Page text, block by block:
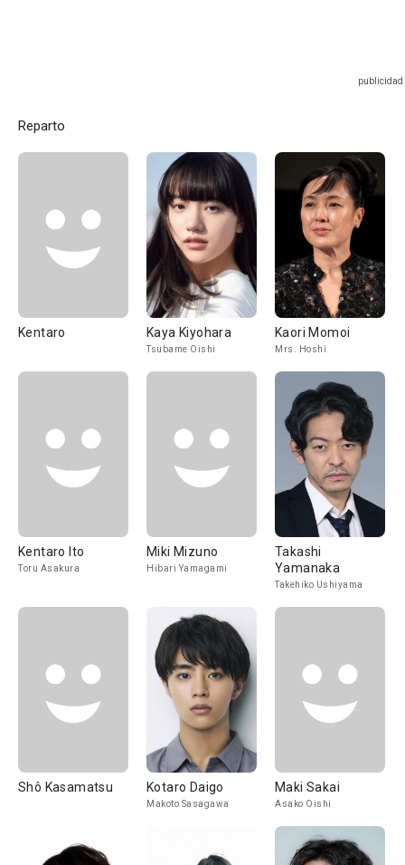
Reparto
Kentaro Kaya Kiyohara
Tsubame Oishi
Kaori Momoi
Mrs. Hoshi
Kentaro Ito
Toru Asakura
Miki Mizuno
Hibari Yamagami
Takashi
Yamanaka
Takehiko Ushiyama
Shô Kasamatsu Kotaro Daigo
Makoto Sasagawa
Maki Sakai
Asako Oishi